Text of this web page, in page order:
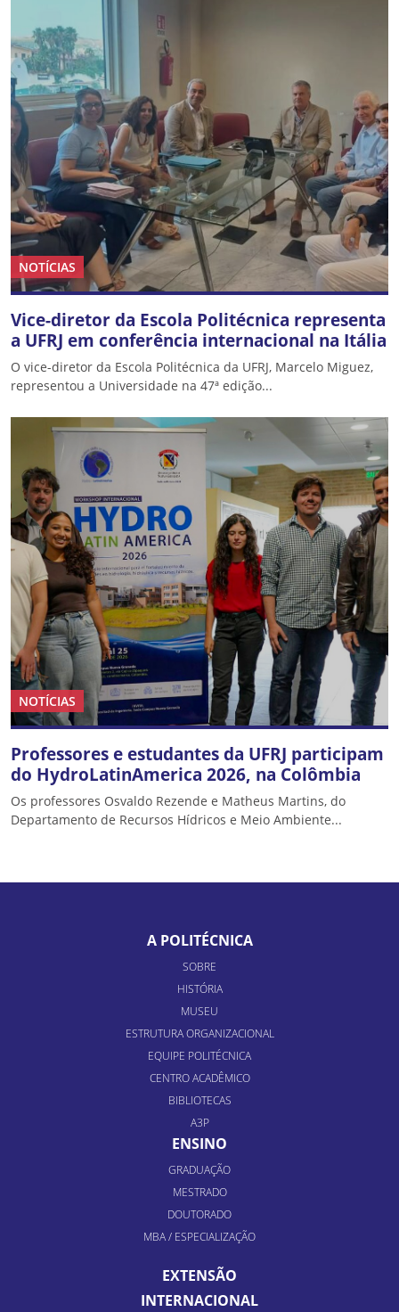
NOTÍCIAS
Vice-diretor da Escola Politécnica representa
a UFRJ em conferência internacional na Itália
O vice-diretor da Escola Politécnica da UFRJ, Marcelo Miguez,
representou a Universidade na 47ª edição...
NOTÍCIAS
Professores e estudantes da UFRJ participam
do HydroLatinAmerica 2026, na Colômbia
Os professores Osvaldo Rezende e Matheus Martins, do
Departamento de Recursos Hídricos e Meio Ambiente...
A POLITÉCNICA
SOBRE
HISTÓRIA
MUSEU
ESTRUTURA ORGANIZACIONAL
EQUIPE POLITÉCNICA
CENTRO ACADÊMICO
BIBLIOTECAS
A3P
ENSINO
GRADUAÇÃO
MESTRADO
DOUTORADO
MBA / ESPECIALIZAÇÃO
EXTENSÃO
INTERNACIONAL